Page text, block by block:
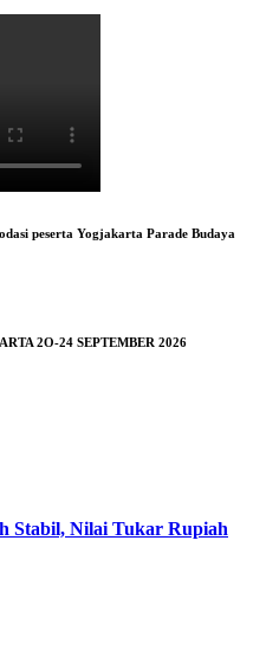
peserta Yogjakarta Parade Budaya
2O-24 SEPTEMBER 2026
Stabil, Nilai Tukar Rupiah